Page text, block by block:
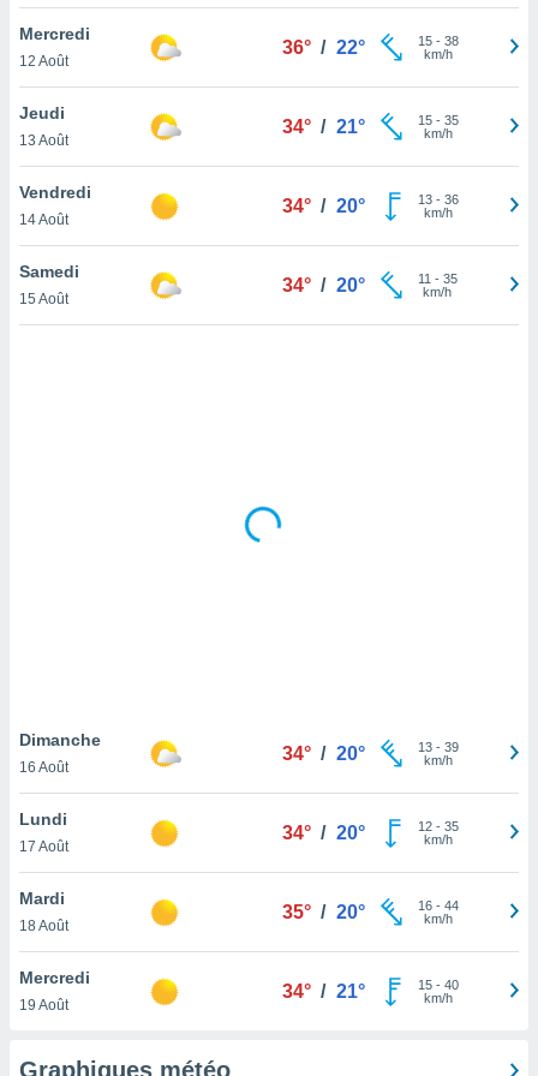
votre
à
en
le
notre
que
et que
Mercredi
12 Août
36° / 22° 15- 38
km/h
Jeudi
13 Août
34° / 21° 15- 35
km/h
Vendredi
14 Août
34° / 20° 13- 36
km/h
Samedi
15 Août
34° / 20° 11 - 35
km/h
Dimanche
16 Août
34° / 20° 13- 39
km/h
Lundi
17 Août
34° / 20° 12- 35
km/h
Mardi
18 Août
35° / 20° 16- 44
km/h
Mercredi
19 Août
34° / 21° 15- 40
km/h
Graphiques météo